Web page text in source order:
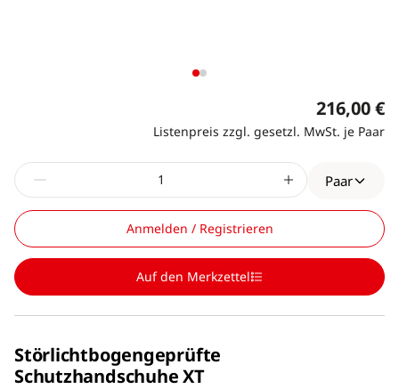
216,00 €
Listenpreis zzgl. gesetzl. MwSt. je Paar
Paar
Anmelden / Registrieren
Auf den Merkzettel
Störlichtbogengeprüfte
Schutzhandschuhe XT